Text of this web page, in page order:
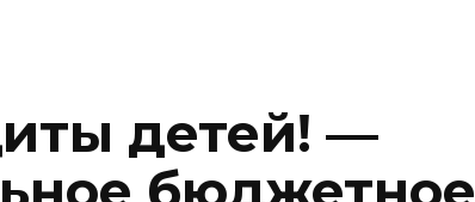
детей! —